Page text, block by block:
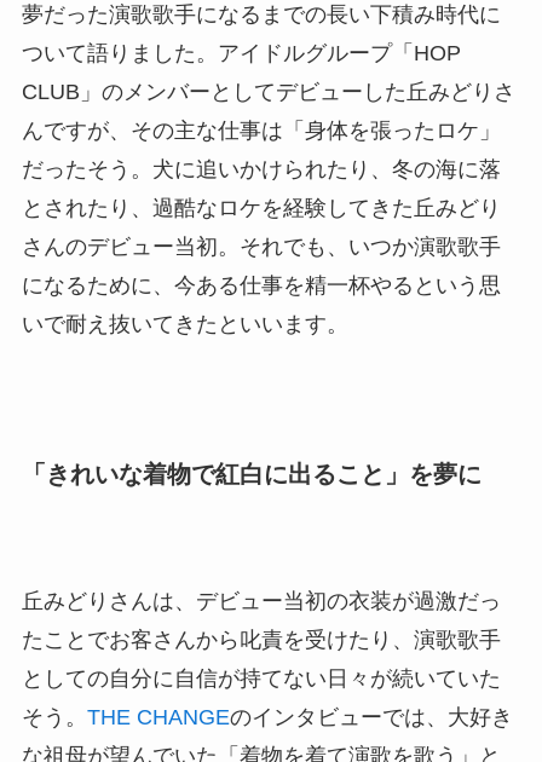
夢だった演歌歌手になるまでの長い下積み時代に
ついて語りました。アイドルグループ「HOP
CLUB」のメンバーとしてデビューした丘みどりさ
んですが、その主な仕事は「身体を張ったロケ」
だったそう。犬に追いかけられたり、冬の海に落
とされたり、過酷なロケを経験してきた丘みどり
さんのデビュー当初。それでも、いつか演歌歌手
になるために、今ある仕事を精一杯やるという思
いで耐え抜いてきたといいます。
「きれいな着物で紅白に出ること」を夢に
丘みどりさんは、デビュー当初の衣装が過激だっ
たことでお客さんから叱責を受けたり、演歌歌手
としての自分に自信が持てない日々が続いていた
そう。 THE CHANGEのインタビューでは、大好き
な祖母が望んでいた「着物を着て演歌を歌う」と